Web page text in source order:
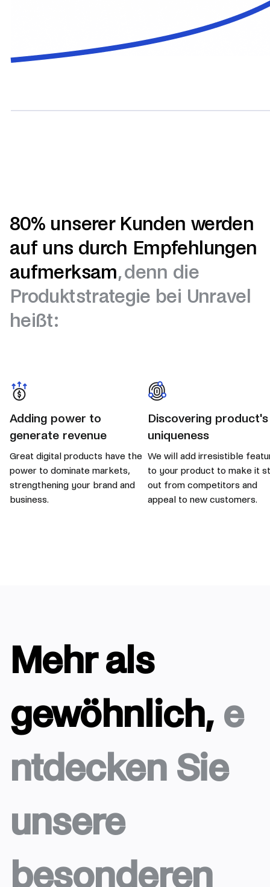
80% unserer Kunden werden
auf uns durch Empfehlungen
aufmerksam, denn die
Produktstrategie bei Unravel
heißt:
Adding power to
generate revenue
Great digital products have the
power to dominate markets,
strengthening your brand and
business.
Discovering product's
uniqueness
We will add irresistible
to your product to make it
out from competitors and
appeal to new customers.
Mehr als
gewöhnlich,e
ntdecken Sie
unsere
besonderen